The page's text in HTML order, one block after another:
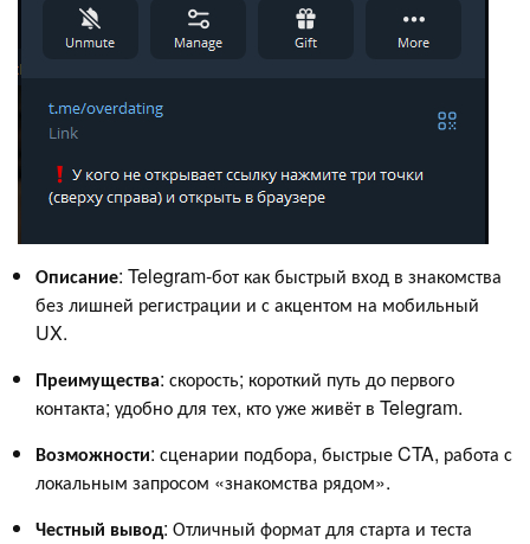
Описание: Telegram‑бот как быстрый вход в знакомства
без лишней регистрации и с акцентом на мобильный
UX.
Преимущества: скорость; короткий путь до первого
контакта; удобно для тех, кто уже живёт в Telegram.
Возможности: сценарии подбора, быстрые CTA, работа с
локальным запросом «знакомства рядом».
Честный вывод: Отличный формат для старта и теста